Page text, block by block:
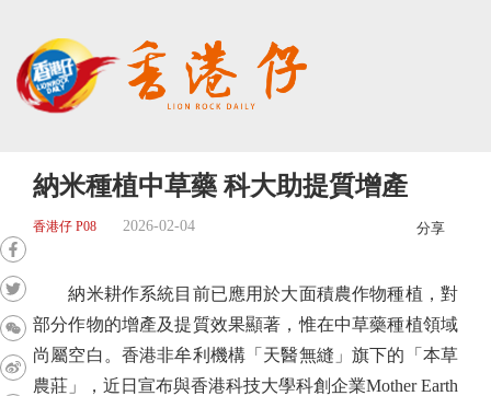
納米種植中草藥 科大助提質增產
香港仔 P08 2026-02-04 分享
納米耕作系統目前已應用於大面積農作物種植，對
部分作物的增產及提質效果顯著，惟在中草藥種植領域
尚屬空白。香港非牟利機構「天醫無縫」旗下的「本草
農莊」，近日宣布與香港科技大學科創企業Mother Earth